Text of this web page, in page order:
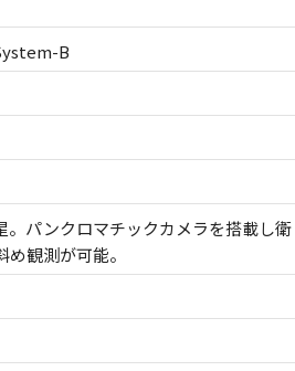
B
。パンクロマチックカメラを搭載し衛
観測が可能。